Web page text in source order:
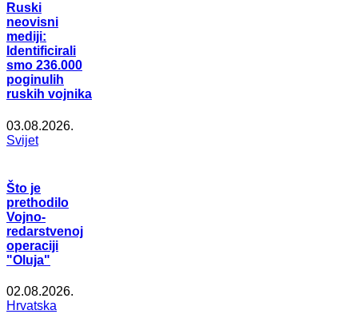
Ruski
neovisni
mediji:
Identificirali
smo 236.000
poginulih
ruskih vojnika
03.08.2026.
Svijet
Što je
prethodilo
Vojno-
redarstvenoj
operaciji
"Oluja"
02.08.2026.
Hrvatska